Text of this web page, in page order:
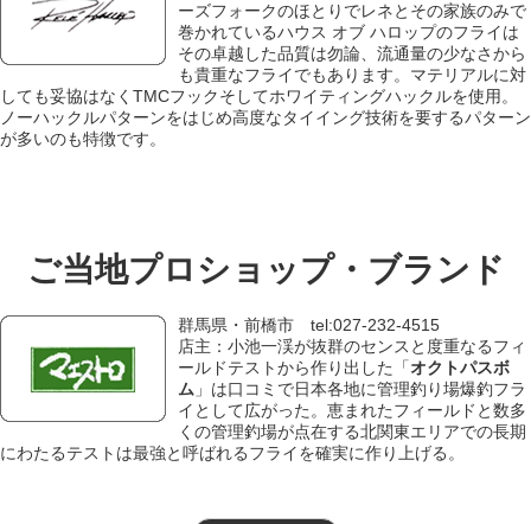
ーズフォークのほとりでレネとその家族のみで
巻かれているハウス オブ ハロップのフライは
その卓越した品質は勿論、流通量の少なさから
も貴重なフライでもあります。マテリアルに対
しても妥協はなくTMCフックそしてホワイティングハックルを使用。
ノーハックルパターンをはじめ高度なタイイング技術を要するパターン
が多いのも特徴です。
ご当地プロショップ・ブランド
群馬県・前橋市 tel:027-232-4515
店主：小池一渓が抜群のセンスと度重なるフィ
ールドテストから作り出した「オクトパスボ
ム 」は口コミで日本各地に管理釣り場爆釣フラ
イとして広がった。恵まれたフィールドと数多
くの管理釣場が点在する北関東エリアでの長期
にわたるテストは最強と呼ばれるフライを確実に作り上げる。